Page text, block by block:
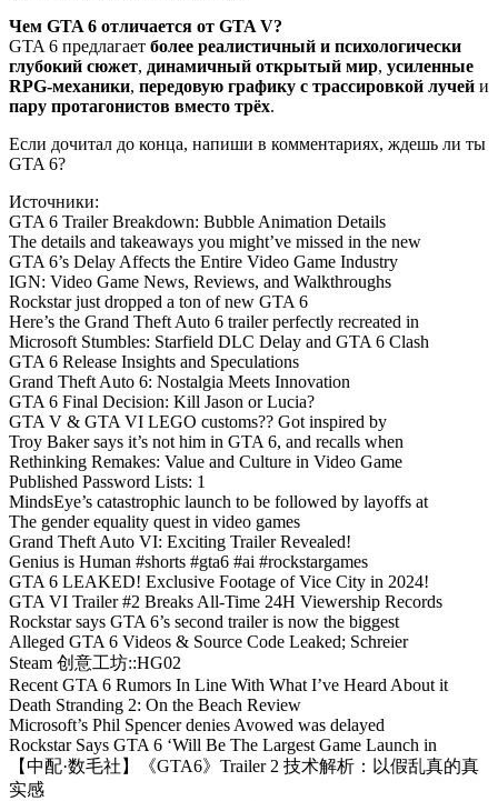
Чем GTA 6 отличается от GTA V?
GTA 6 предлагает более реалистичный и психологически
глубокий сюжет, динамичный открытый мир, усиленные
RPG-механики, передовую графику с трассировкой лучей и
пару протагонистов вместо трёх.
Если дочитал до конца, напиши в комментариях, ждешь ли ты
GTA 6?
Источники:
GTA 6 Trailer Breakdown: Bubble Animation Details
The details and takeaways you might’ve missed in the new
GTA 6’s Delay Affects the Entire Video Game Industry
IGN: Video Game News, Reviews, and Walkthroughs
Rockstar just dropped a ton of new GTA 6
Here’s the Grand Theft Auto 6 trailer perfectly recreated in
Microsoft Stumbles: Starfield DLC Delay and GTA 6 Clash
GTA 6 Release Insights and Speculations
Grand Theft Auto 6: Nostalgia Meets Innovation
GTA 6 Final Decision: Kill Jason or Lucia?
GTA V & GTA VI LEGO customs?? Got inspired by
Troy Baker says it’s not him in GTA 6, and recalls when
Rethinking Remakes: Value and Culture in Video Game
Published Password Lists: 1
MindsEye’s catastrophic launch to be followed by layoffs at
The gender equality quest in video games
Grand Theft Auto VI: Exciting Trailer Revealed!
Genius is Human #shorts #gta6 #ai #rockstargames
GTA 6 LEAKED! Exclusive Footage of Vice City in 2024!
GTA VI Trailer #2 Breaks All-Time 24H Viewership Records
Rockstar says GTA 6’s second trailer is now the biggest
Alleged GTA 6 Videos & Source Code Leaked; Schreier
Steam 创意工坊::HG02
Recent GTA 6 Rumors In Line With What I’ve Heard About it
Death Stranding 2: On the Beach Review
Microsoft’s Phil Spencer denies Avowed was delayed
Rockstar Says GTA 6 ‘Will Be The Largest Game Launch in
【中配·数毛社】《GTA6》Trailer 2 技术解析：以假乱真的真
实感